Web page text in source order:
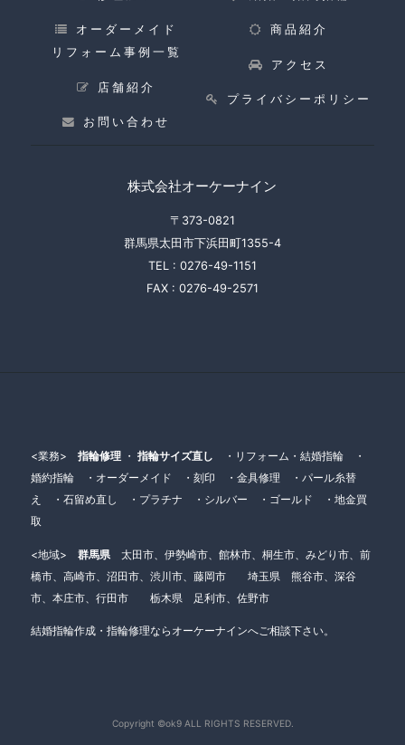
オーダーメイド
リフォーム事例一覧
店舗紹介
お問い合わせ
商品紹介
アクセス
プライバシーポリシー
株式会社オーケーナイン
〒373-0821
群馬県太田市下浜田町1355-4
TEL : 0276-49-1151
FAX : 0276-49-2571
<業務> 指輪修理・ 指輪サイズ直し ・リフォーム・結婚指輪 ・
婚約指輪 ・オーダーメイド ・刻印 ・金具修理 ・パール糸替
え ・石留め直し ・プラチナ ・シルバー ・ゴールド ・地金買
取
<地域> 群馬県太田市、伊勢崎市、館林市、桐生市、みどり市、前
橋市、高崎市、沼田市、渋川市、藤岡市 埼玉県 熊谷市、深谷
市、本庄市、行田市 栃木県 足利市、佐野市
結婚指輪作成・指輪修理ならオーケーナインへご相談下さい。
Copyright ©ok9 ALL RIGHTS RESERVED.